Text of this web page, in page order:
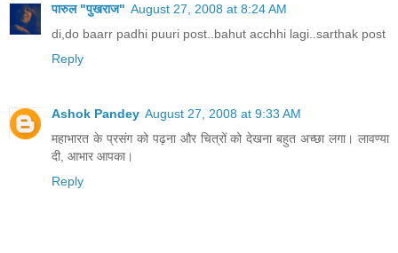
पारुल "पुखराज" August 27, 2008 at 8:24 AM
di,do baarr padhi puuri post..bahut acchhi lagi..sarthak post
Reply
Ashok Pandey August 27, 2008 at 9:33 AM
महाभारत के प्रसंग को पढ़ना और चित्रों को देखना बहुत अच्‍छा लगा। लावण्‍या
दी, आभार आपका।
Reply